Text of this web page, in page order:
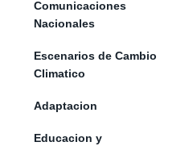
Comunicaciones
Nacionales
Escenarios de Cambio
Climatico
Adaptacion
Educacion y